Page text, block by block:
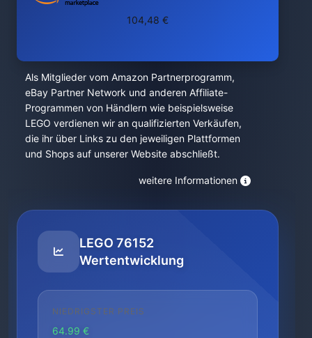
104,48 €
Als Mitglieder vom Amazon Partnerprogramm,
eBay Partner Network und anderen Affiliate-
Programmen von Händlern wie beispielsweise
LEGO verdienen wir an qualifizierten Verkäufen,
die ihr über Links zu den jeweiligen Plattformen
und Shops auf unserer Website abschließt.
weitere Informationen
LEGO 76152
Wertentwicklung
NIEDRIGSTER PREIS
64.99 €